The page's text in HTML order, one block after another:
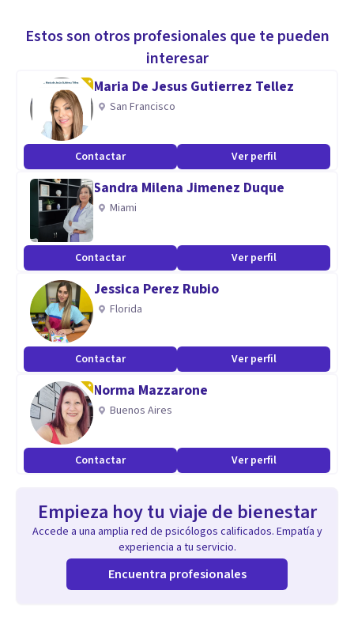
Pruebas psicológicas para portación de armas y centros de
Aptitudes
Amplia experiencia, docente, especialista en salud mental.
Estos son otros profesionales que te pueden
interesar
Maria De Jesus Gutierrez Tellez
San Francisco
Contactar Ver perfil
Sandra Milena Jimenez Duque
Miami
Contactar Ver perfil
Jessica Perez Rubio
Florida
Contactar Ver perfil
Norma Mazzarone
Buenos Aires
Contactar Ver perfil
Empieza hoy tu viaje de bienestar
Accede a una amplia red de psicólogos calificados. Empatía y
experiencia a tu servicio.
Encuentra profesionales